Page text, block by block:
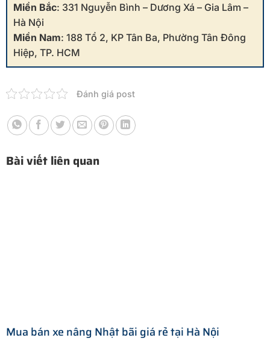
Miền Bắc: 331 Nguyễn Bình – Dương Xá – Gia Lâm –
Hà Nội
Miền Nam: 188 Tổ 2, KP Tân Ba, Phường Tân Đông
Hiệp, TP. HCM
Đánh giá post
Bài viết liên quan
Mua bán xe nâng Nhật bãi giá rẻ tại Hà Nội